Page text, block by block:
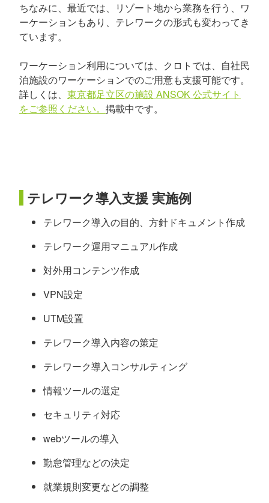
ちなみに、最近では、リゾート地から業務を行う、ワ
ーケーションもあり、テレワークの形式も変わってき
ています。
ワーケーション利用については、クロトでは、自社民
泊施設のワーケーションでのご用意も支援可能です。
詳しくは、 東京都足立区の施設 ANSOK 公式サイト
をご参照ください。 掲載中です。
テレワーク導入支援 実施例
テレワーク導入の目的、方針ドキュメント作成
テレワーク運用マニュアル作成
対外用コンテンツ作成
VPN設定
UTM設置
テレワーク導入内容の策定
テレワーク導入コンサルティング
情報ツールの選定
セキュリティ対応
webツールの導入
勤怠管理などの決定
就業規則変更などの調整